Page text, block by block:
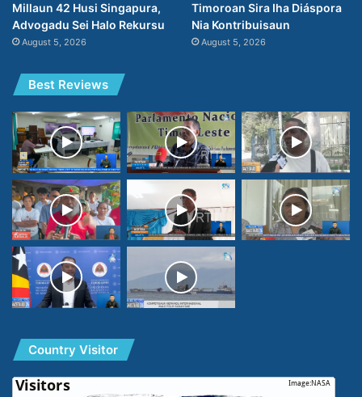
Millaun 42 Husi Singapura,
Advogadu Sei Halo Rekursu
August 5, 2026
Timoroan Sira Iha Diáspora
Nia Kontribuisaun
August 5, 2026
Best Reviews
Country Visitor